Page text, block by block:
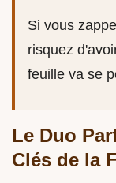
Si vous
risquez
feuille va se
Le Duo
Clés de la